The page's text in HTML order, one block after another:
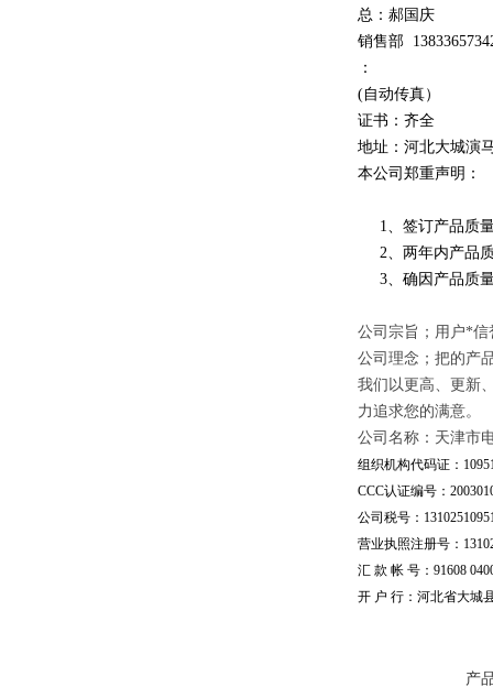
总：郝国庆
销售部 13833
：
(自动传真）
证书：齐全
地址：河北大城演
本公司郑重声明：
1、签订产品质量
2、两年内产品质
3、确因产品质量
公司宗旨；用户*
公司理念；把的产
我们以更高、更新
力追求您的满意。
公司名称：天津市
组织机构代码证：
CCC认证编号：
公司税号：
营业执照注册号：
汇 款 帐 号：91608
开 户 行：河北省大城
产